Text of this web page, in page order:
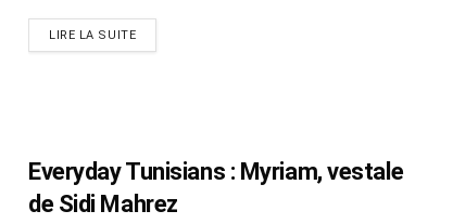
LIRE LA SUITE
Everyday Tunisians : Myriam, vestale
de Sidi Mahrez